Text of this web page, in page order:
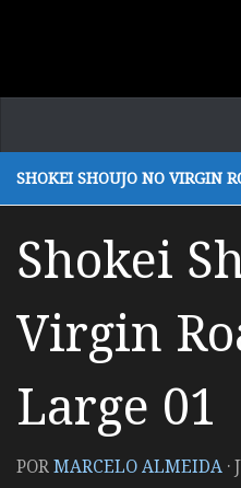
SHOKEI SHOUJO NO VIRGIN
Shokei
Virgin
Large 01
PORMARCELO ALMEIDA ·